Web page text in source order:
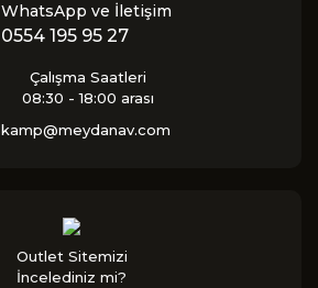
WhatsApp ve İletişim
0554 195 95 27
Çalışma Saatleri
08:30 - 18:00 arası
kamp@meydanav.com
Outlet Sitemizi
İncelediniz mi?